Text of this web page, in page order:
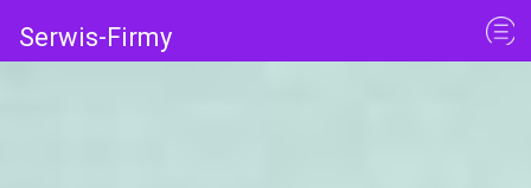
Serwis-Firmy